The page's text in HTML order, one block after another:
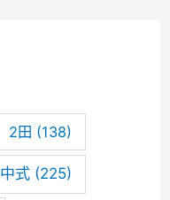
2田 (138)
中式(225)